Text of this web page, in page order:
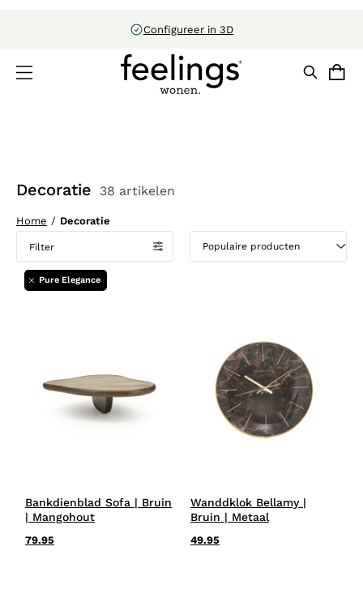
Configureer in 3D
Decoratie 38 artikelen
Home / Decoratie
Filter
Pure Elegance
Bankdienblad Sofa | Bruin
| Mangohout
79.95
Wanddklok Bellamy |
Bruin | Metaal
49.95